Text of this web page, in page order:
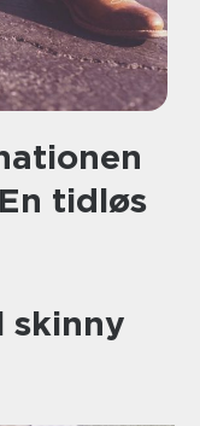
tidløs
skinny